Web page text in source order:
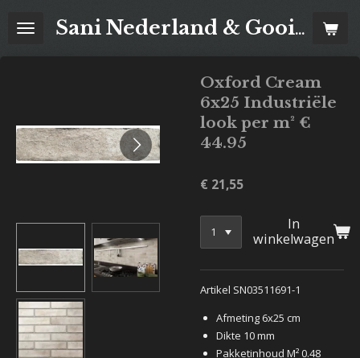
direct
Sani Nederland & Goois Tegelhuis
Oxford Cream
6x25 Industriële
look per m² €
44.95
€ 21,55
In
winkelwagen
Artikel SN03511691-1
Afmeting 6x25 cm
Dikte 10 mm
Pakketinhoud M² 0.48